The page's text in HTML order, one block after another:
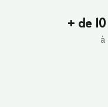
+ de
à